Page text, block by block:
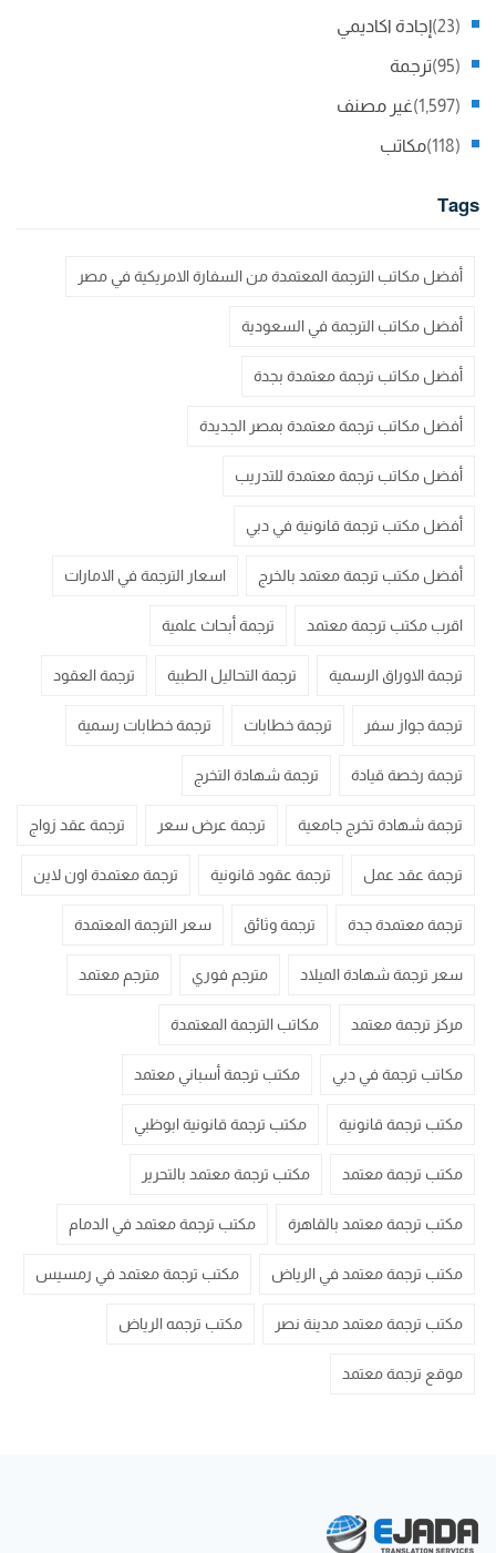
إجادة اكاديمي (23)
ترجمة (95)
غير مصنف (1,597)
مكاتب (118)
Tags
أفضل مكاتب الترجمة المعتمدة من السفارة الامريكية في مصر
أفضل مكاتب الترجمة في السعودية
أفضل مكاتب ترجمة معتمدة بجدة
أفضل مكاتب ترجمة معتمدة بمصر الجديدة
أفضل مكاتب ترجمة معتمدة للتدريب
أفضل مكتب ترجمة قانونية في دبي
أفضل مكتب ترجمة معتمد بالخرج اسعار الترجمة في الامارات
اقرب مكتب ترجمة معتمد ترجمة أبحاث علمية
ترجمة الاوراق الرسمية ترجمة التحاليل الطبية ترجمة العقود
ترجمة جواز سفر ترجمة خطابات ترجمة خطابات رسمية
ترجمة رخصة قيادة ترجمة شهادة التخرج
ترجمة شهادة تخرج جامعية ترجمة عرض سعر ترجمة عقد زواج
ترجمة عقد عمل ترجمة عقود قانونية ترجمة معتمدة اون لاين
ترجمة معتمدة جدة ترجمة وثائق سعر الترجمة المعتمدة
سعر ترجمة شهادة الميلاد مترجم فوري مترجم معتمد
مركز ترجمة معتمد مكاتب الترجمة المعتمدة
مكاتب ترجمة في دبي مكتب ترجمة أسباني معتمد
مكتب ترجمة قانونية مكتب ترجمة قانونية ابوظبي
مكتب ترجمة معتمد مكتب ترجمة معتمد بالتحرير
مكتب ترجمة معتمد بالقاهرة مكتب ترجمة معتمد في الدمام
مكتب ترجمة معتمد في الرياض مكتب ترجمة معتمد في رمسيس
مكتب ترجمة معتمد مدينة نصر مكتب ترجمه الرياض
موقع ترجمة معتمد